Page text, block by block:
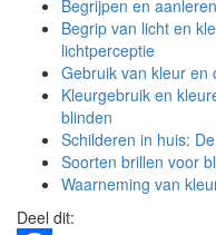
Begrijpen en
Begrip van licht en
lichtperceptie
Gebruik van kleur en
Kleurgebruik en
blinden
Schilderen in huis:
Soorten brillen voor
Waarneming van
Deel dit: